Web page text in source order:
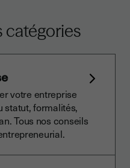
catégories
votre entreprise
statut, formalités,
Tous nos conseils